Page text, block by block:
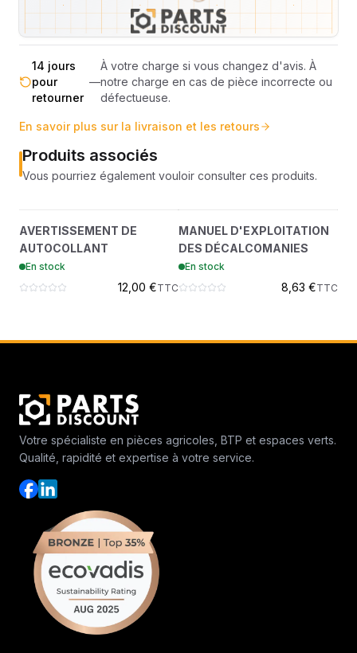
totale
calculé selon le poids et le volume de
votre commande avant paiement.
14 jours
pour
retourner
—
À votre charge si vous changez d'avis. À
notre charge en cas de pièce incorrecte ou
défectueuse.
En savoir plus sur la livraison et les retours
Produits associés
Vous pourriez également vouloir consulter ces produits.
?
AUTOCOLLANT
7246009
AVERTISSEMENT DE
AUTOCOLLANT
En stock
12,00 €TTC
?
D'EXPLOITATION DES
DÉCALCOMANIES
6732148
MANUEL D'EXPLOITATION
DES DÉCALCOMANIES
En stock
8,63 €TTC
Votre spécialiste en pièces agricoles, BTP et espaces verts.
Qualité, rapidité et expertise à votre service.